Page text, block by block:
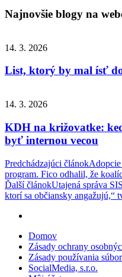
Najnovšie blogy na
14. 3. 2026
List, ktorý by mal ísť
14. 3. 2026
KDH na križovatke:
byť internou vecou
Navigácia
v
článku
Predchádzajúci článok
program. Fico odhalil, že
Ďalší článokUtajená správa
ktorí sa občiansky angažujú,“
Domov
Zásady ochrany
Zásady používania
SocialMedia, s.r.o.